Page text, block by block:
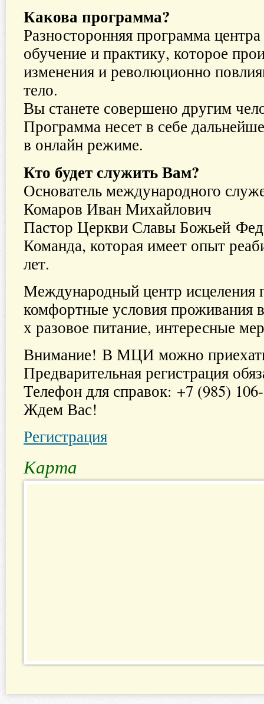
Какова программа?
Разносторонняя программа
обучение и практику, которое
изменения и революционно
тело.
Вы станете совершено другим
Программа несет в себе
в онлайн режиме.
Кто будет служить Вам?
Основатель международного
Комаров Иван Михайлович
Пастор Церкви Славы Божьей
Команда, которая имеет опыт
лет.
Международный центр исцеления
комфортные условия проживания
х разовое питание, интересные
Внимание! В МЦИ можно
Предварительная регистрация
Телефон для справок: +7 (985)
Ждем Вас!
Регистрация
Карта